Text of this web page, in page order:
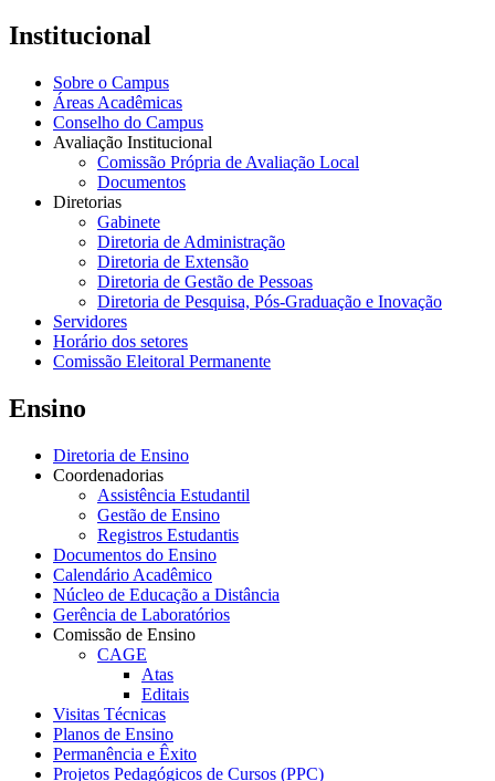
Institucional
Sobre o Campus
Áreas Acadêmicas
Conselho do Campus
Avaliação Institucional
Comissão Própria de Avaliação Local
Documentos
Diretorias
Gabinete
Diretoria de Administração
Diretoria de Extensão
Diretoria de Gestão de Pessoas
Diretoria de Pesquisa, Pós-Graduação e Inovação
Servidores
Horário dos setores
Comissão Eleitoral Permanente
Ensino
Diretoria de Ensino
Coordenadorias
Assistência Estudantil
Gestão de Ensino
Registros Estudantis
Documentos do Ensino
Calendário Acadêmico
Núcleo de Educação a Distância
Gerência de Laboratórios
Comissão de Ensino
CAGE
Atas
Editais
Visitas Técnicas
Planos de Ensino
Permanência e Êxito
Projetos Pedagógicos de Cursos (PPC)